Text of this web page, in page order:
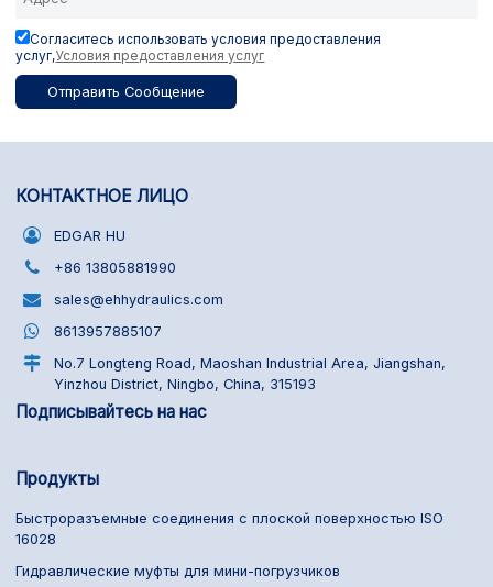
Согласитесь использовать условия предоставления
услуг,Условия предоставления услуг
Отправить Сообщение
КОНТАКТНОЕ ЛИЦО
EDGAR HU
+86 13805881990
sales@ehhydraulics.com
8613957885107
No.7 Longteng Road, Maoshan Industrial Area, Jiangshan,
Yinzhou District, Ningbo, China, 315193
Подписывайтесь на нас
Продукты
Быстроразъемные соединения с плоской поверхностью ISO
16028
Гидравлические муфты для мини-погрузчиков